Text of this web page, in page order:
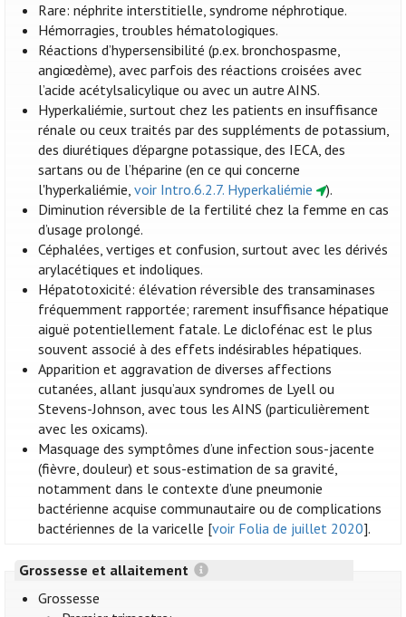
Rare: néphrite interstitielle, syndrome néphrotique.
Hémorragies, troubles hématologiques.
Réactions d’hypersensibilité (p.ex. bronchospasme,
angiœdème), avec parfois des réactions croisées avec
l’acide acétylsalicylique ou avec un autre AINS.
Hyperkaliémie, surtout chez les patients en insuffisance
rénale ou ceux traités par des suppléments de potassium,
des diurétiques d’épargne potassique, des IECA, des
sartans ou de l’héparine (en ce qui concerne
l'hyperkaliémie,voir Intro.6.2.7. Hyperkaliémie
).
Diminution réversible de la fertilité chez la femme en cas
d’usage prolongé.
Céphalées, vertiges et confusion, surtout avec les dérivés
arylacétiques et indoliques.
Hépatotoxicité: élévation réversible des transaminases
fréquemment rapportée; rarement insuffisance hépatique
aiguë potentiellement fatale. Le diclofénac est le plus
souvent associé à des effets indésirables hépatiques.
Apparition et aggravation de diverses affections
cutanées, allant jusqu’aux syndromes de Lyell ou
Stevens-Johnson, avec tous les AINS (particulièrement
avec les oxicams).
Masquage des symptômes d’une infection sous-jacente
(fièvre, douleur) et sous-estimation de sa gravité,
notamment dans le contexte d’une pneumonie
bactérienne acquise communautaire ou de complications
bactériennes de la varicelle [voir Folia de juillet 2020].
Grossesse et allaitement
Grossesse